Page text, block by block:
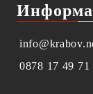
0878 17 49 71